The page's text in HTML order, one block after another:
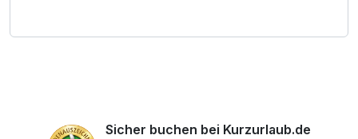
Sicher buchen bei Kurzurlaub.de